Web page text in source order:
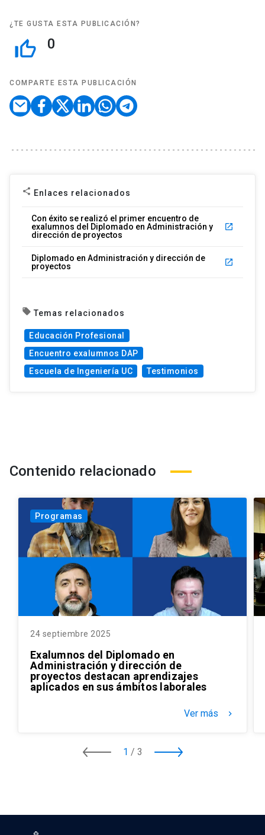
¿TE GUSTA ESTA PUBLICACIÓN?
thumb_up_off_alt 0
COMPARTE ESTA PUBLICACIÓN
share Enlaces relacionados
Con éxito se realizó el primer encuentro de
exalumnos del Diplomado en Administración y
dirección de proyectos
launch
Diplomado en Administración y dirección de
proyectos
launch
local_offer Temas relacionados
Educación Profesional
Encuentro exalumnos DAP
Escuela de Ingeniería UC
Testimonios
Contenido relacionado
Programas
24 septiembre 2025
Exalumnos del Diplomado en
Administración y dirección de
proyectos destacan aprendizajes
aplicados en sus ámbitos laborales
Ver más keyboard_arrow_right
1 / 3